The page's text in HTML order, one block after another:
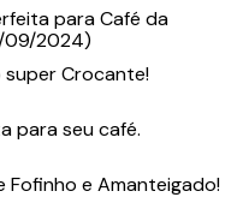
para Café da
09/2024)
super Crocante!
para seu café.
Fofinho e Amanteigado!